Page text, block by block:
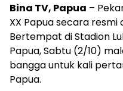
Bina TV, Papua –
XX Papua secara resmi
Bertempat di Stadion
Papua, Sabtu (2/10)
bangga untuk kali
Papua.